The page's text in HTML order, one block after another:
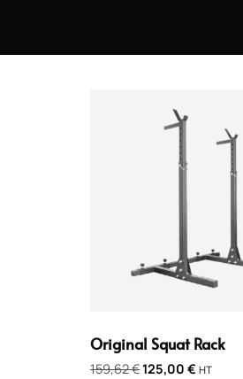
Original Squat Rack
159,62€125,00 € HT